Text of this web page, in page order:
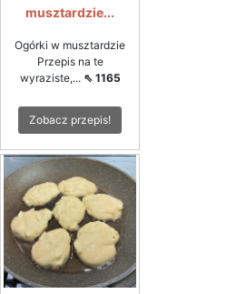
musztardzie...
Ogórki w musztardzie
Przepis na te
wyraziste,... ⇖ 1165
Zobacz przepis!